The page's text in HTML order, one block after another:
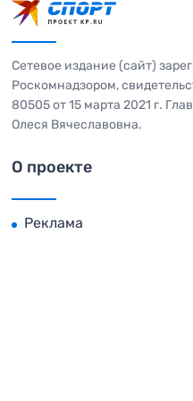
Сетевое издание (сайт)
Роскомнадзором,
80505 от 15 марта 2021 г.
Олеся Вячеславовна.
О проекте
Реклама